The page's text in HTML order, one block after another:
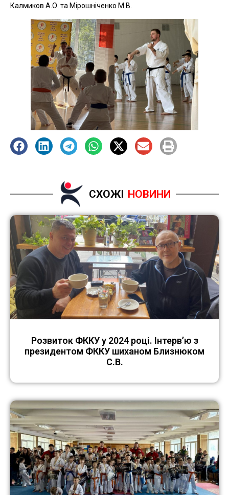
Калмиков А.О. та Мірошніченко М.В.
СХОЖІ НОВИНИ
Розвиток ФККУ у 2024 році. Інтерв’ю з
президентом ФККУ шиханом Близнюком
С.В.